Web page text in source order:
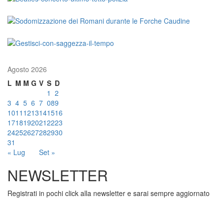
Agosto 2026
L M M G V S D
« Lug Set »
1 2
3 4 5 6 7 089
1011 1213141516
17181920212223
24252627282930
31
NEWSLETTER
Registrati in pochi click alla newsletter e sarai sempre aggiornato